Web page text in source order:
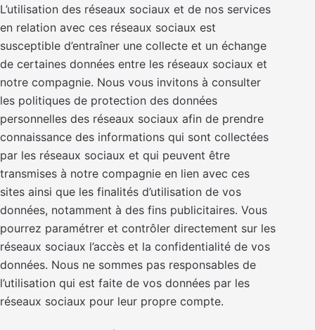
L’utilisation des réseaux sociaux et de nos services
en relation avec ces réseaux sociaux est
susceptible d’entraîner une collecte et un échange
de certaines données entre les réseaux sociaux et
notre compagnie. Nous vous invitons à consulter
les politiques de protection des données
personnelles des réseaux sociaux afin de prendre
connaissance des informations qui sont collectées
par les réseaux sociaux et qui peuvent être
transmises à notre compagnie en lien avec ces
sites ainsi que les finalités d’utilisation de vos
données, notamment à des fins publicitaires. Vous
pourrez paramétrer et contrôler directement sur les
réseaux sociaux l’accès et la confidentialité de vos
données. Nous ne sommes pas responsables de
l’utilisation qui est faite de vos données par les
réseaux sociaux pour leur propre compte.